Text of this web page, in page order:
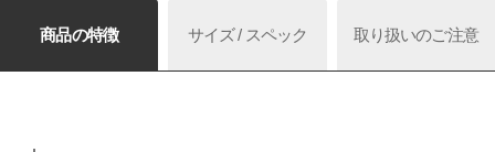
商品の特徴 サイズ / スペック 取り扱いのご注意